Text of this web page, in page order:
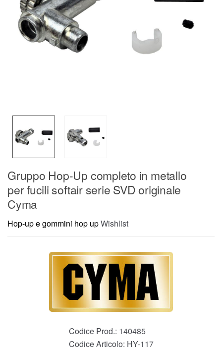
Gruppo Hop-Up completo in metallo
per fucili softair serie SVD originale
Cyma
Hop-up e gommini hop upWishlist
Codice Prod.: 140485
Codice Articolo: HY-117